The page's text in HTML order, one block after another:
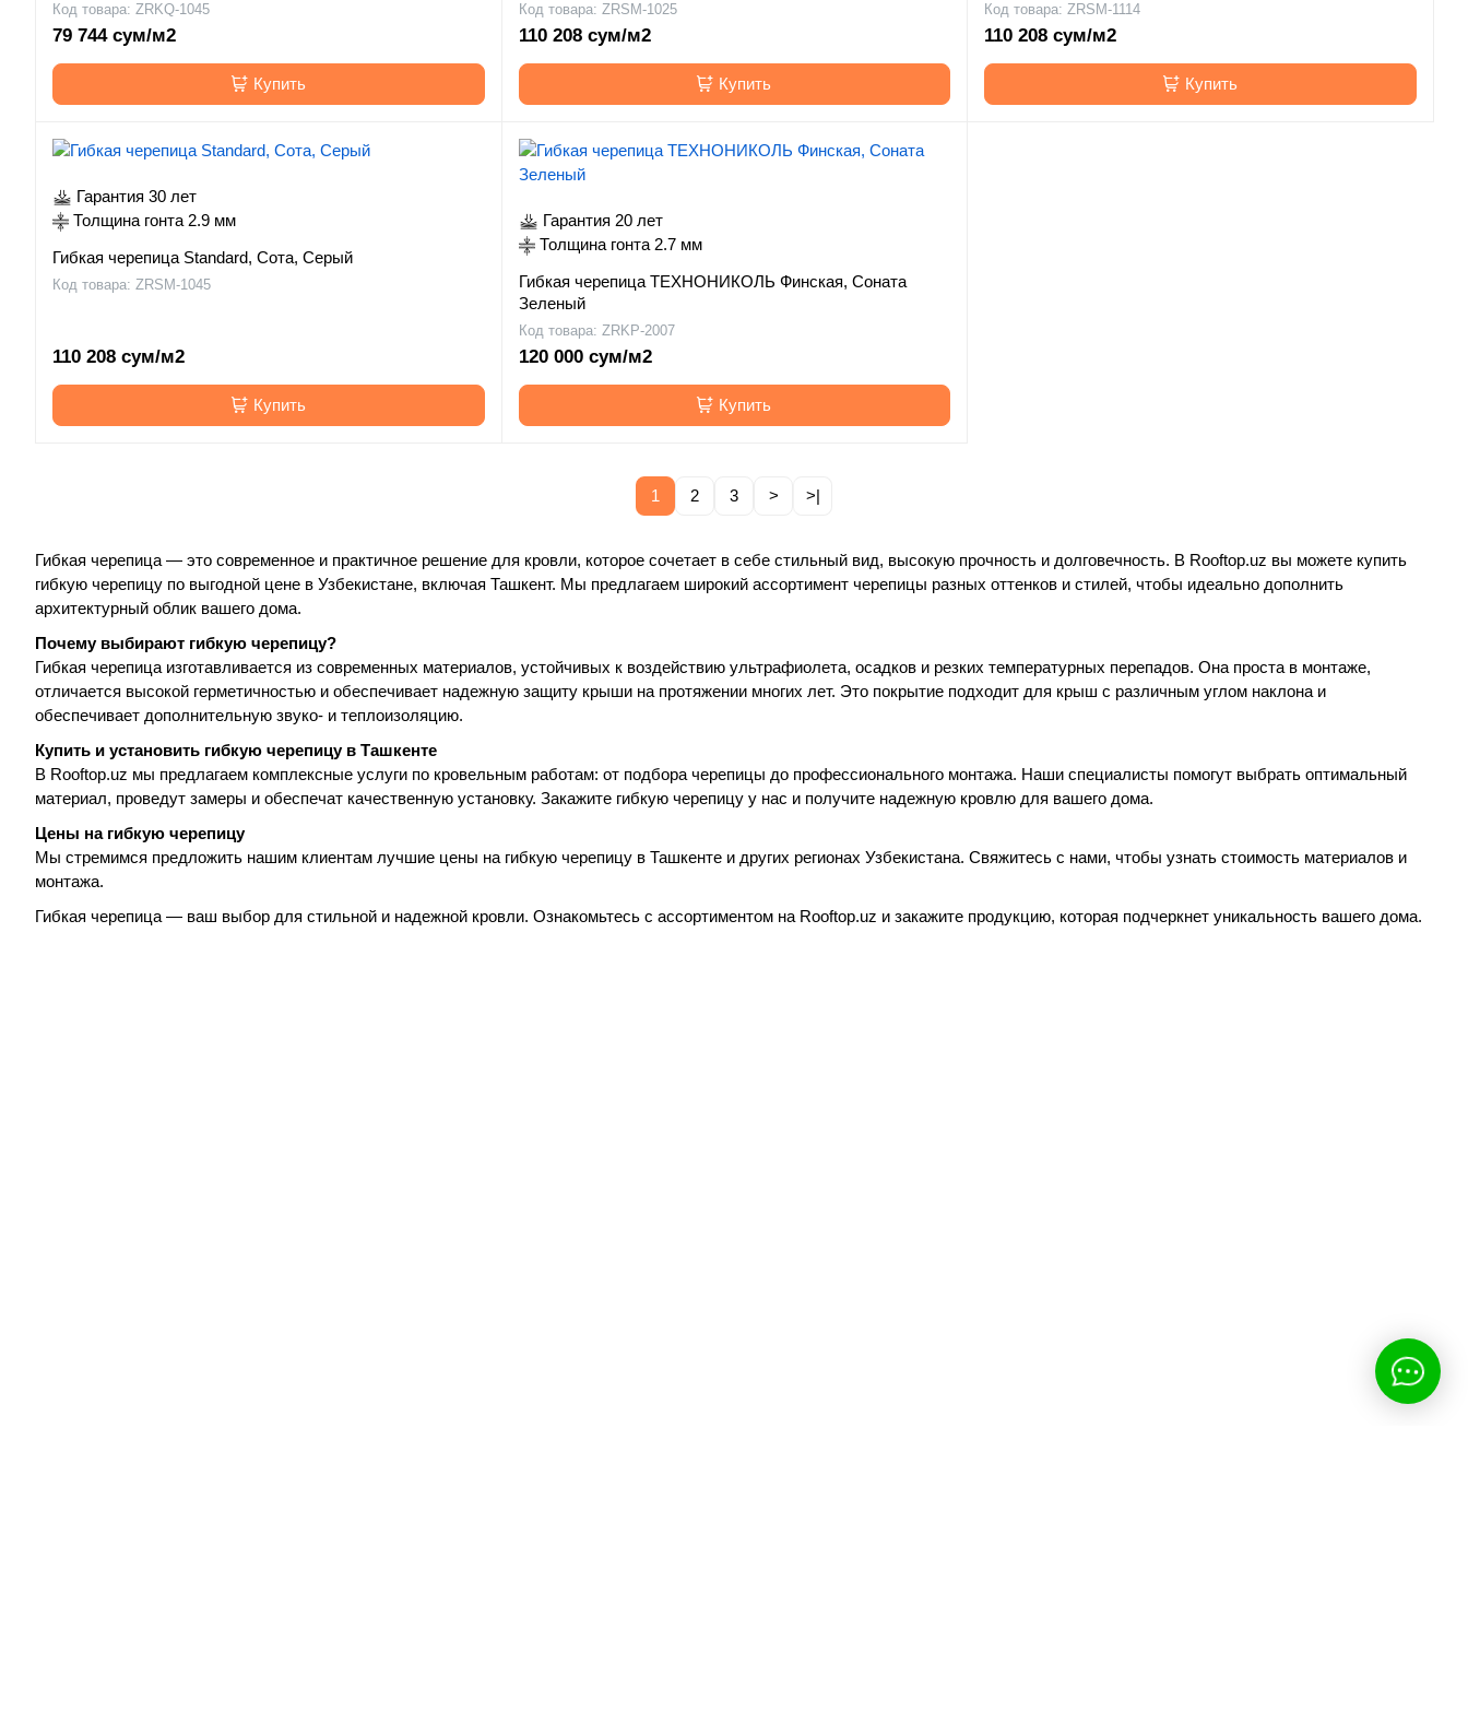
Код товара: ZRKQ-1045
79 744 сум/м2
Купить
Код товара: ZRSM-1025
110 208 сум/м2
Купить
Код товара: ZRSM-1114
110 208 сум/м2
Купить
Гарантия 30 лет
Толщина гонта 2.9 мм
Гибкая черепица Standard, Сота, Серый
Код товара: ZRSM-1045
110 208 сум/м2
Купить
Гарантия 20 лет
Толщина гонта 2.7 мм
Гибкая черепица ТЕХНОНИКОЛЬ Финская, Соната
Зеленый
Код товара: ZRKP-2007
120 000 сум/м2
Купить
1 2 3 > >|
Гибкая черепица — это современное и практичное решение для кровли, которое сочетает в себе стильный вид, высокую прочность и долговечность. В Rooftop.uz вы можете купить
гибкую черепицу по выгодной цене в Узбекистане, включая Ташкент. Мы предлагаем широкий ассортимент черепицы разных оттенков и стилей, чтобы идеально дополнить
архитектурный облик вашего дома.
Почему выбирают гибкую черепицу?
Гибкая черепица изготавливается из современных материалов, устойчивых к воздействию ультрафиолета, осадков и резких температурных перепадов. Она проста в монтаже,
отличается высокой герметичностью и обеспечивает надежную защиту крыши на протяжении многих лет. Это покрытие подходит для крыш с различным углом наклона и
обеспечивает дополнительную звуко- и теплоизоляцию.
Купить и установить гибкую черепицу в Ташкенте
В Rooftop.uz мы предлагаем комплексные услуги по кровельным работам: от подбора черепицы до профессионального монтажа. Наши специалисты помогут выбрать оптимальный
материал, проведут замеры и обеспечат качественную установку. Закажите гибкую черепицу у нас и получите надежную кровлю для вашего дома.
Цены на гибкую черепицу
Мы стремимся предложить нашим клиентам лучшие цены на гибкую черепицу в Ташкенте и других регионах Узбекистана. Свяжитесь с нами, чтобы узнать стоимость материалов и
монтажа.
Гибкая черепица — ваш выбор для стильной и надежной кровли. Ознакомьтесь с ассортиментом на Rooftop.uz и закажите продукцию, которая подчеркнет уникальность вашего дома.